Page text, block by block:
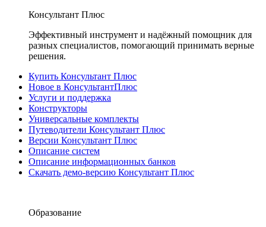
Консультант Плюс
Эффективный инструмент и надёжный помощник для
разных специалистов, помогающий принимать верные
решения.
Купить Консультант Плюс
Новое в КонсультантПлюс
Услуги и поддержка
Конструкторы
Универсальные комплекты
Путеводители Консультант Плюс
Версии Консультант Плюс
Описание систем
Описание информационных банков
Скачать демо-версию Консультант Плюс
Образование